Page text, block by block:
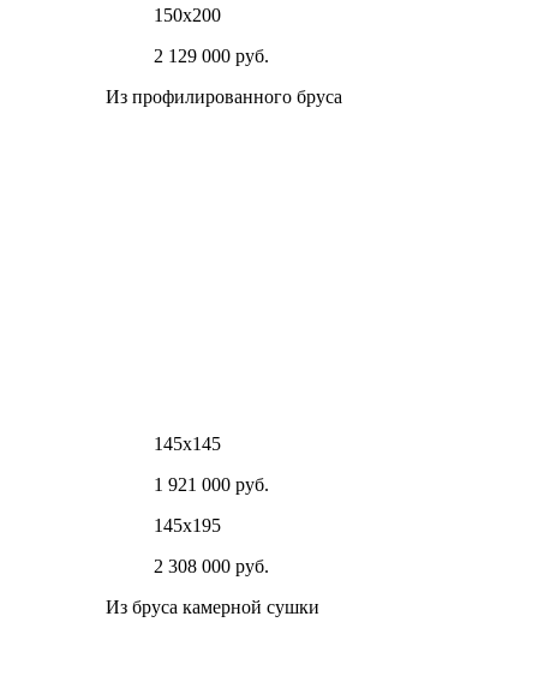
150х200
2 129 000 руб.
Из профилированного бруса
145х145
1 921 000 руб.
145х195
2 308 000 руб.
Из бруса камерной сушки